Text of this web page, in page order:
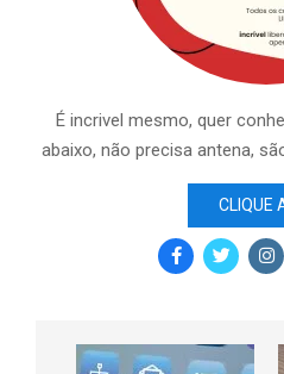
É incrivel mesmo, quer
abaixo, não precisa antena,
CLIQUE